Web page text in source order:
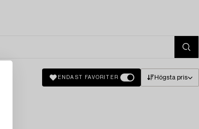
ENDAST FAVORITER Högsta pris